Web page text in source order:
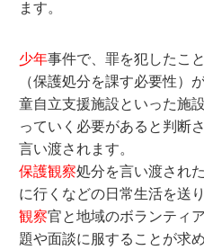
ます。
少年事件で、罪を犯したこ
（保護処分を課す必要性）
童自立支援施設といった施
っていく必要があると判断
言い渡されます。
保護観察処分を言い渡され
に行くなどの日常生活を送
観察官と地域のボランティ
題や面談に服することが求め